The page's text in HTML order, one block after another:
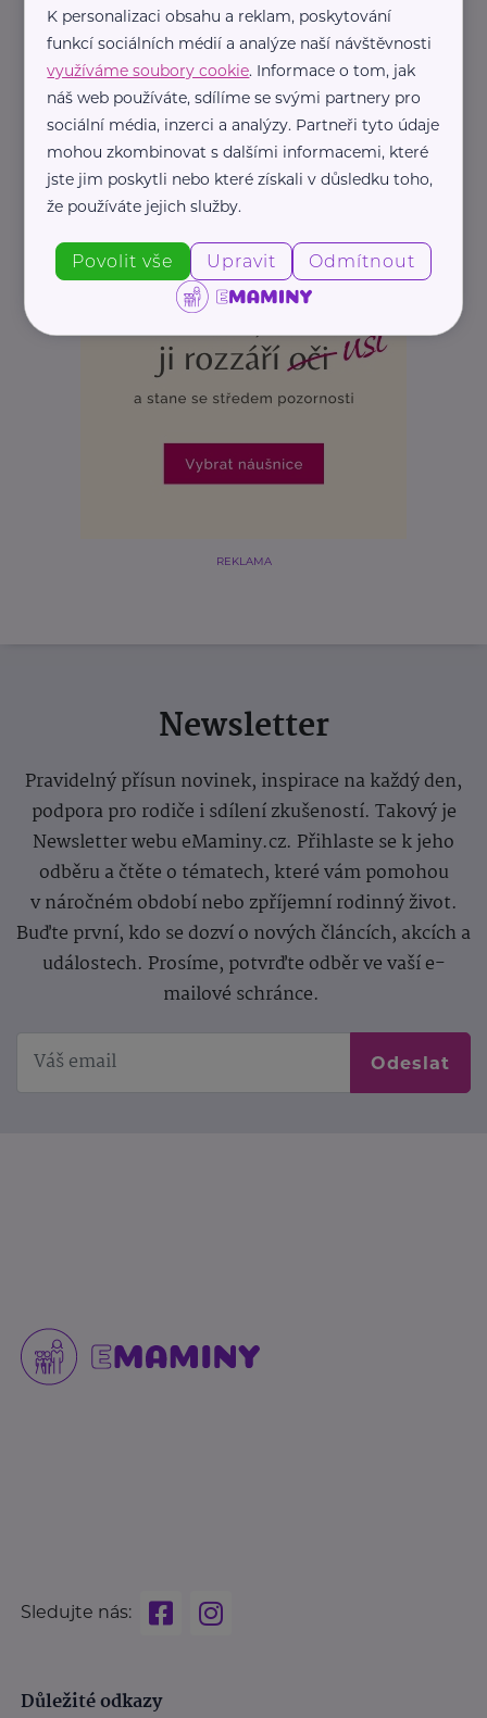
REKLAMA
Newsletter
Pravidelný přísun novinek, inspirace na každý den,
podpora pro rodiče i sdílení zkušeností. Takový je
Newsletter webu eMaminy.cz. Přihlaste se k jeho
odběru a čtěte o tématech, které vám pomohou
v náročném období nebo zpříjemní rodinný život.
Buďte první, kdo se dozví o nových článcích, akcích a
událostech. Prosíme, potvrďte odběr ve vaší e-
mailové schránce.
Odeslat
Sledujte nás:
Důležité odkazy
K personalizaci obsahu a reklam, poskytování
funkcí sociálních médií a analýze naší návštěvnosti
využíváme soubory cookie. Informace o tom, jak
náš web používáte, sdílíme se svými partnery pro
sociální média, inzerci a analýzy. Partneři tyto údaje
mohou zkombinovat s dalšími informacemi, které
jste jim poskytli nebo které získali v důsledku toho,
že používáte jejich služby.
Povolit vše Upravit Odmítnout